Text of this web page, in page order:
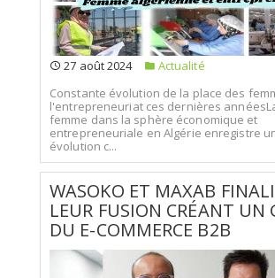
27 août 2024
Actualité
Constante évolution de la place des
l'entrepreneuriat ces dernières
femme dans la sphère économique et
entrepreneuriale en Algérie enregistre
évolution c...
WASOKO ET MAXAB
LEUR FUSION CRÉANT UN
DU E-COMMERCE B2B